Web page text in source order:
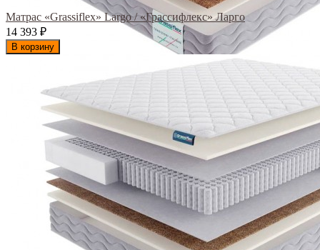
Матрас «Grassiflex» Largo / «Грассифлекс» Ларго
14 393 ₽
В корзину